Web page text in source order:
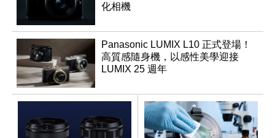
化相機
Panasonic LUMIX L10 正式登場！
高質感隨身機，以感性美學迎接
LUMIX 25 週年